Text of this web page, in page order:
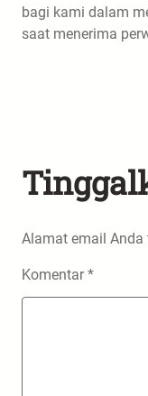
bagi kami dalam
saat menerima
Alamat email
Komentar*